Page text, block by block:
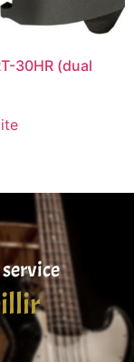
30HR (dual